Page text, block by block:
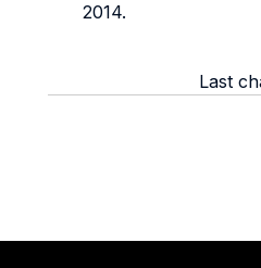
2014.
Last